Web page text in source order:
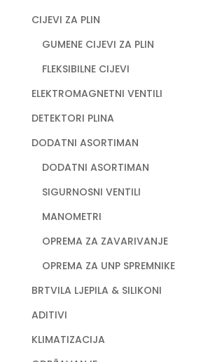
CIJEVI ZA PLIN
GUMENE CIJEVI ZA PLIN
FLEKSIBILNE CIJEVI
ELEKTROMAGNETNI VENTILI
DETEKTORI PLINA
DODATNI ASORTIMAN
DODATNI ASORTIMAN
SIGURNOSNI VENTILI
MANOMETRI
OPREMA ZA ZAVARIVANJE
OPREMA ZA UNP SPREMNIKE
BRTVILA LJEPILA & SILIKONI
ADITIVI
KLIMATIZACIJA